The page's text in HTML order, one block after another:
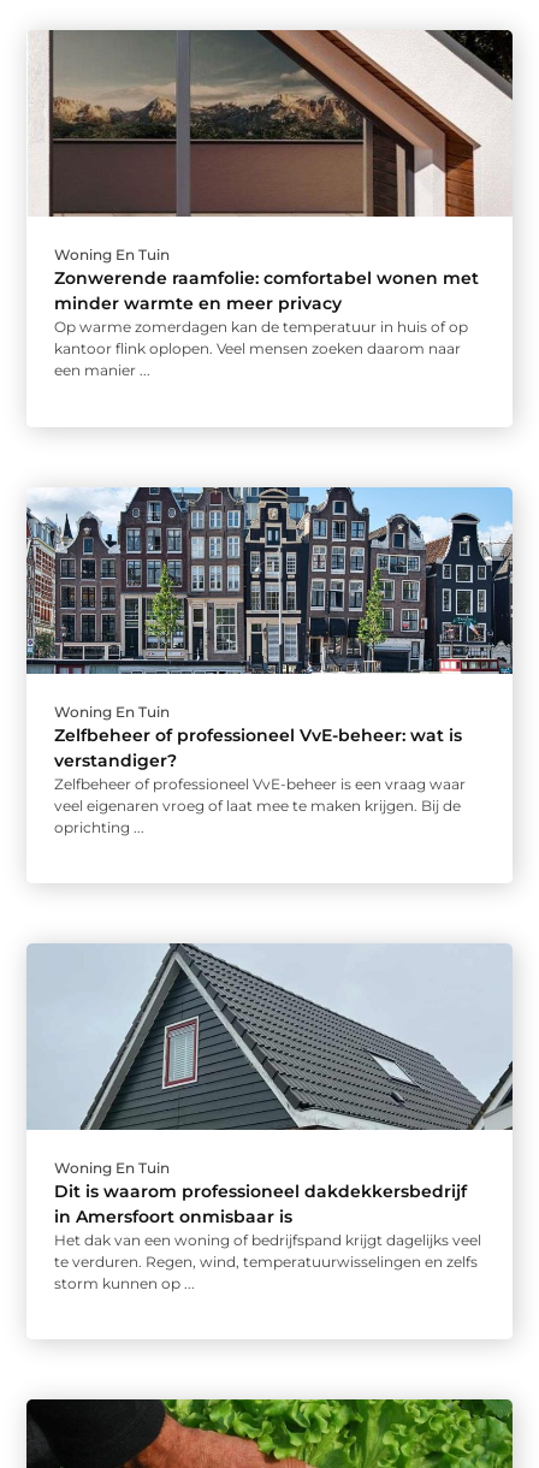
Woning En Tuin
Zonwerende raamfolie: comfortabel wonen met
minder warmte en meer privacy
Op warme zomerdagen kan de temperatuur in huis of op
kantoor flink oplopen. Veel mensen zoeken daarom naar
een manier ...
Woning En Tuin
Zelfbeheer of professioneel VvE-beheer: wat is
verstandiger?
Zelfbeheer of professioneel VvE-beheer is een vraag waar
veel eigenaren vroeg of laat mee te maken krijgen. Bij de
oprichting ...
Woning En Tuin
Dit is waarom professioneel dakdekkersbedrijf
in Amersfoort onmisbaar is
Het dak van een woning of bedrijfspand krijgt dagelijks veel
te verduren. Regen, wind, temperatuurwisselingen en zelfs
storm kunnen op ...